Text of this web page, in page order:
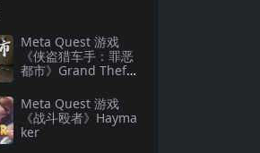
Meta Quest 游戏
《侠盗猎车手：罪恶
都市》Grand Theft
Meta Quest 游戏
《战斗殴者》Hayma
ker